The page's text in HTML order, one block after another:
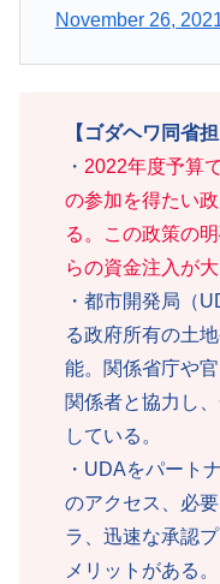
November 26,
【ゴダヘワ同省
・ 2022年度予算
の参加を得たい
る。この政策の
らの資金注入が
・都市開発局（
る政府所有の土
能。関係省庁や
関係者と協力し
している。
・UDAをパート
のアクセス、必
ラ、迅速な承認
メリットがある。